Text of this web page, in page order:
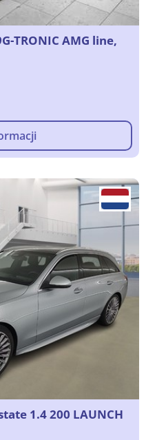
TRONIC AMG line,
1.4 200 LAUNCH